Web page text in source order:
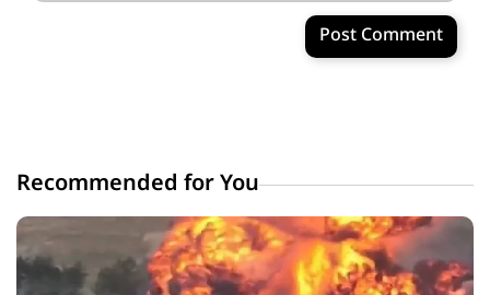
Post Comment
Recommended for You